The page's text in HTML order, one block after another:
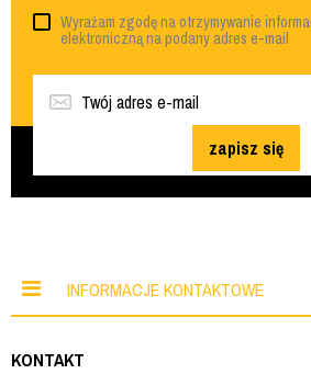
Wyrażam zgodę na otrzymywanie
elektroniczną na podany adres e-mail
zapisz się
INFORMACJE KONTAKTOWE
KONTAKT